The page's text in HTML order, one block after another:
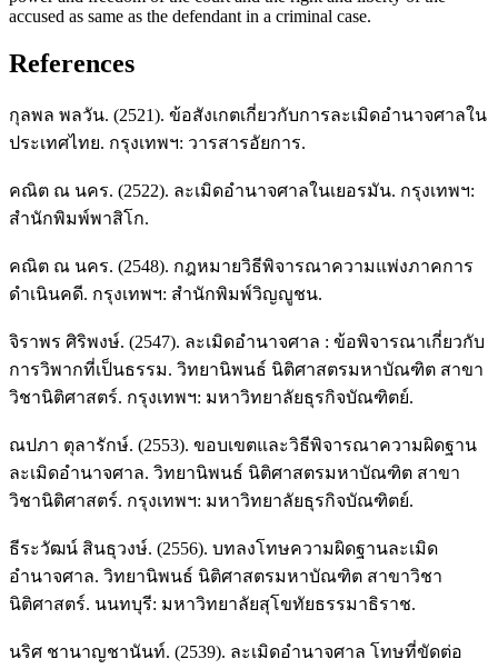
accused as same as the defendant in a criminal case.
References
กุลพล พลวัน. (2521). ข้อสังเกตเกี่ยวกับการละเมิดอำนาจศาลใน
ประเทศไทย. กรุงเทพฯ: วารสารอัยการ.
คณิต ณ นคร. (2522). ละเมิดอำนาจศาลในเยอรมัน. กรุงเทพฯ:
สำนักพิมพ์พาสิโก.
คณิต ณ นคร. (2548). กฎหมายวิธีพิจารณาความแพ่งภาคการ
ดำเนินคดี. กรุงเทพฯ: สำนักพิมพ์วิญญูชน.
จิราพร ศิริพงษ์. (2547). ละเมิดอำนาจศาล : ข้อพิจารณาเกี่ยวกับ
การวิพากที่เป็นธรรม. วิทยานิพนธ์ นิติศาสตรมหาบัณฑิต สาขา
วิชานิติศาสตร์. กรุงเทพฯ: มหาวิทยาลัยธุรกิจบัณฑิตย์.
ณปภา ตุลารักษ์. (2553). ขอบเขตและวิธีพิจารณาความผิดฐาน
ละเมิดอำนาจศาล. วิทยานิพนธ์ นิติศาสตรมหาบัณฑิต สาขา
วิชานิติศาสตร์. กรุงเทพฯ: มหาวิทยาลัยธุรกิจบัณฑิตย์.
ธีระวัฒน์ สินธุวงษ์. (2556). บทลงโทษความผิดฐานละเมิด
อำนาจศาล. วิทยานิพนธ์ นิติศาสตรมหาบัณฑิต สาขาวิชา
นิติศาสตร์. นนทบุรี: มหาวิทยาลัยสุโขทัยธรรมาธิราช.
นริศ ชานาญชานันท์. (2539). ละเมิดอำนาจศาล โทษที่ขัดต่อ